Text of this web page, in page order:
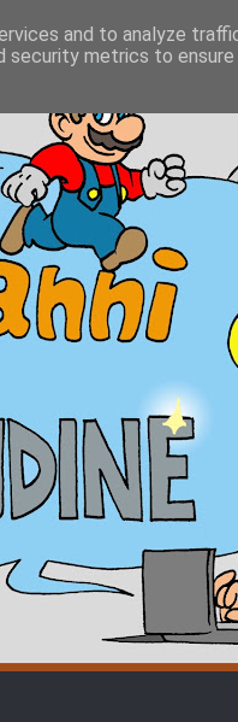
and to analyze
security metrics to